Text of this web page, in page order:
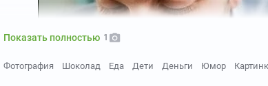
Показать полностью 1
Фотография Шоколад Еда Дети Деньги Юмор